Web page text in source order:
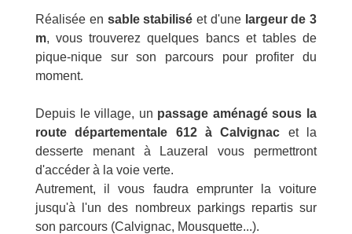
Réalisée en sable stabilisé et d'une largeur de 3
m, vous trouverez quelques bancs et tables de
pique-nique sur son parcours pour profiter du
moment.
Depuis le village, un passage aménagé sous la
route départementale 612 à Calvignac et la
desserte menant à Lauzeral vous permettront
d'accéder à la voie verte.
Autrement, il vous faudra emprunter la voiture
jusqu'à l'un des nombreux parkings repartis sur
son parcours (Calvignac, Mousquette...).